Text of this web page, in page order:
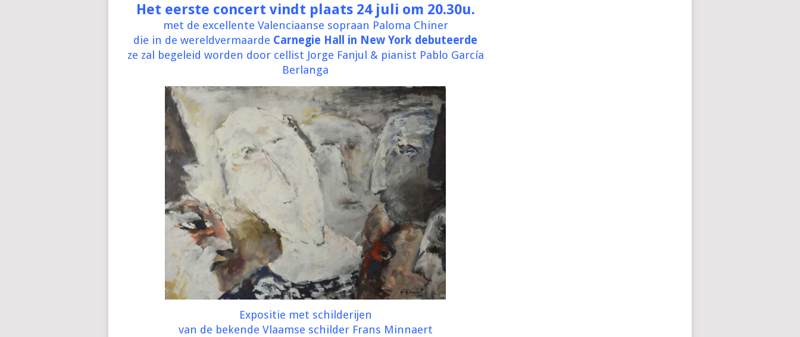
Het eerste concert vindt plaats 24 juli om 20.30u.
met de excellente Valenciaanse sopraan Paloma Chiner
die in de wereldvermaarde Carnegie Hall in New York debuteerde
ze zal begeleid worden door cellist Jorge Fanjul & pianist Pablo García
Berlanga
Expositie met schilderijen
van de bekende Vlaamse schilder Frans Minnaert